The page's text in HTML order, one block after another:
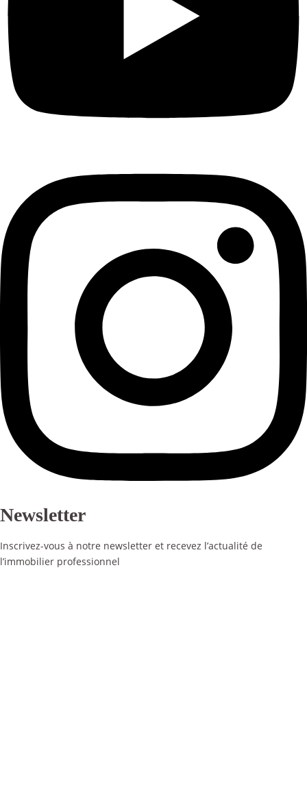
Newsletter
Inscrivez-vous à notre newsletter et recevez l’actualité de
l’immobilier professionnel